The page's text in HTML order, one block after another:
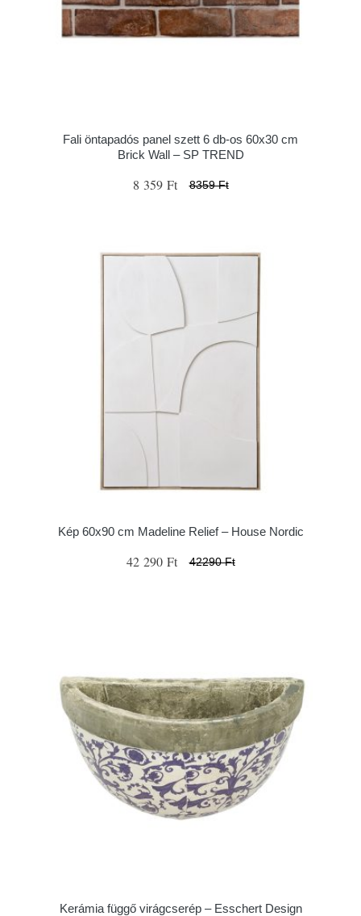
Fali öntapadós panel szett 6 db-os 60x30 cm
Brick Wall – SP TREND
8 359 Ft 8359 Ft
Kép 60x90 cm Madeline Relief – House Nordic
42 290 Ft 42290 Ft
Kerámia függő virágcserép – Esschert Design